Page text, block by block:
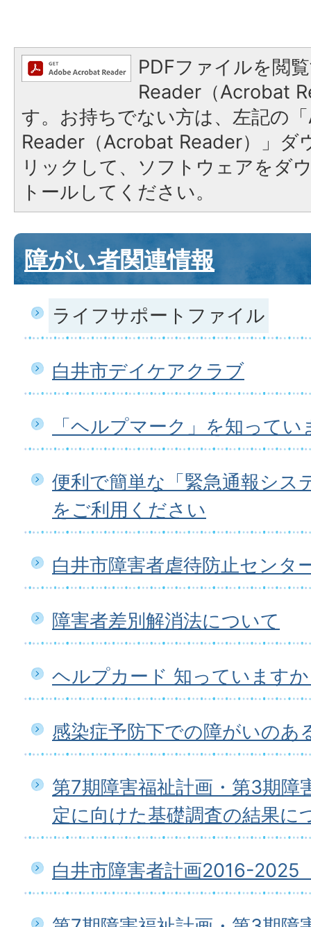
PDFファイルを閲
Reader（Acrobat
す。お持ちでない方は、左記の
Reader（Acrobat Reader）」ダ
リックして、ソフトウェアをダ
トールしてください。
障がい者関連情報
ライフサポートファイル
白井市デイケアクラブ
「ヘルプマーク」を知ってい
便利で簡単な「緊急通報シス
をご利用ください
白井市障害者虐待防止センタ
障害者差別解消法について
ヘルプカード 知っています
感染症予防下での障がいのあ
第7期障害福祉計画・第3期障
定に向けた基礎調査の結果に
白井市障害者計画2016-2025